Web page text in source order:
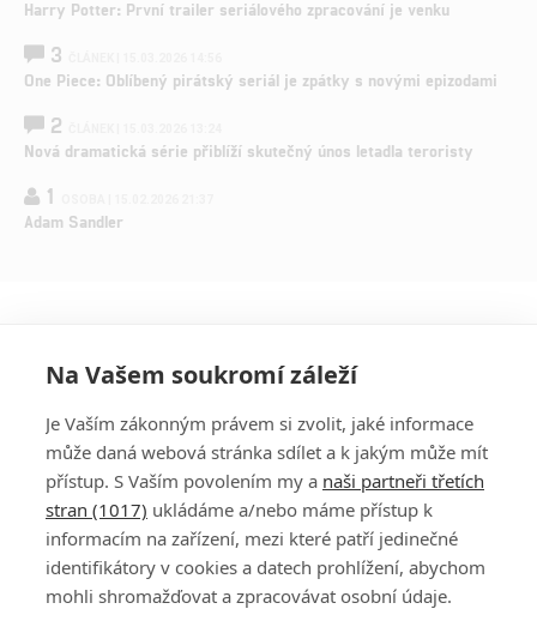
Harry Potter: První trailer seriálového zpracování je venku
3
One Piece: Oblíbený pirátský seriál je zpátky s novými epizodami
2
Nová dramatická série přiblíží skutečný únos letadla teroristy
1
Adam Sandler
PŘIHLÁSIT
REGISTROVAT
DISKUZE
Na Vašem soukromí záleží
Je Vaším zákonným právem si zvolit, jaké informace
může daná webová stránka sdílet a k jakým může mít
přístup. S Vaším povolením my a naši partneři třetích
stran (1017) ukládáme a/nebo máme přístup k
informacím na zařízení, mezi které patří jedinečné
identifikátory v cookies a datech prohlížení, abychom
mohli shromažďovat a zpracovávat osobní údaje.